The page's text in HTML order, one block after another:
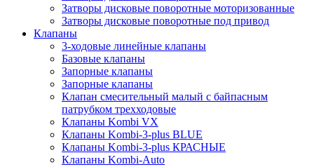
Затворы дисковые поворотные моторизованные
Затворы дисковые поворотные под привод
Клапаны
3-ходовые линейные клапаны
Базовые клапаны
Запорные клапаны
Запорные клапаны
Клапан смесительный малый с байпасным
патрубком трехходовые
Клапаны Kombi VX
Клапаны Kombi-3-plus BLUE
Клапаны Kombi-3-plus КРАСНЫЕ
Клапаны Kombi-Auto